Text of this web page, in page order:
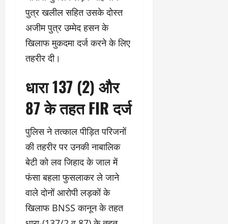
पुत्र खलील सहित उसके दोस्त
अजीम पुत्र उम्मेद हसन के
खिलाफ मुकदमा दर्ज करने के लिए
तहरीर दी।
धारा 137 (2) और
87 के तहत FIR दर्ज
पुलिस ने तत्काल पीड़ित परिजनों
की तहरीर पर उनकी नाबालिक
बेटी को लव जिहाद के जाल में
फंसा बहला फुसलाकर ले जाने
वाले दोनों आरोपी लड़कों के
खिलाफ BNSS कानून के तहत